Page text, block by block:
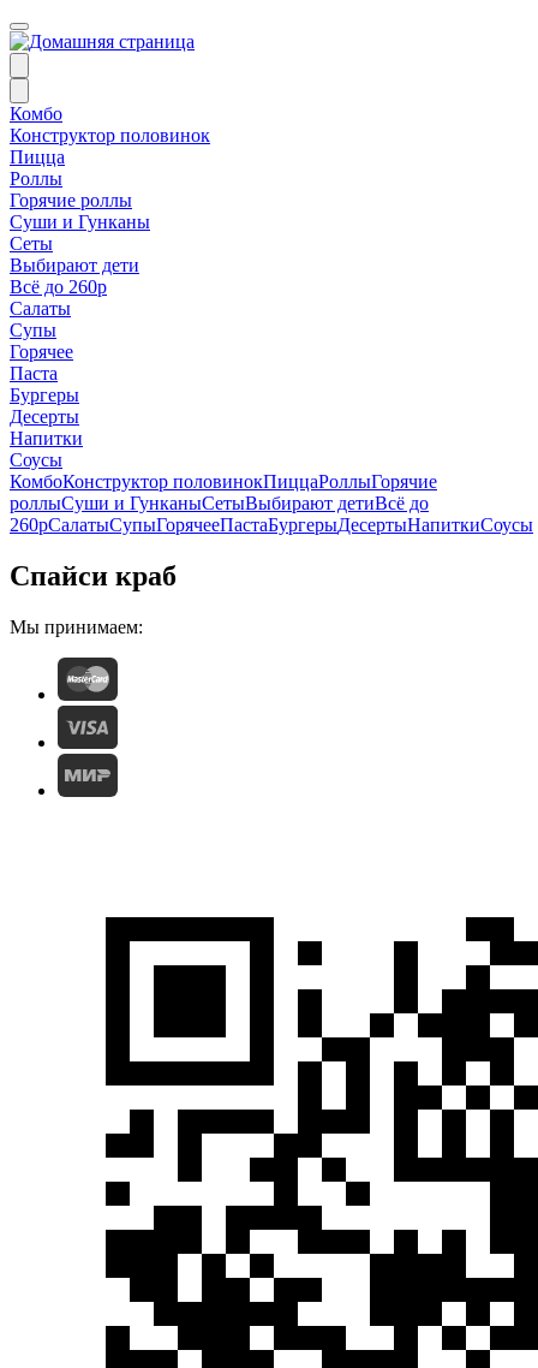
Комбо
Конструктор половинок
Пицца
Роллы
Горячие роллы
Суши и Гунканы
Сеты
Выбирают дети
Всё до 260р
Салаты
Супы
Горячее
Паста
Бургеры
Десерты
Напитки
Соусы
КомбоКонструктор половинокПиццаРоллыГорячие
роллыСуши и ГунканыСетыВыбирают детиВсё до
260рСалатыСупыГорячееПастаБургерыДесертыНапиткиСоусы
Спайси краб
Мы принимаем: